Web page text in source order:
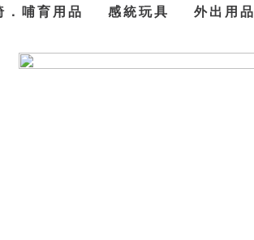
．哺育用品 感統玩具 外出用品